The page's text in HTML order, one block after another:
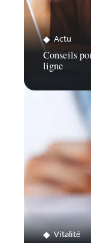
Actu
Conseils
ligne
Vitalité